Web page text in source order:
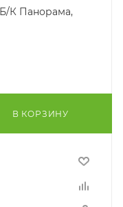
К Панорама,
В КОРЗИНУ